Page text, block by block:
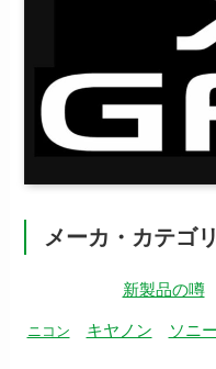
メーカ・カテゴ
新製品の噂
ニコン キヤノン ソニー